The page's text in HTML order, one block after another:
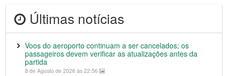
Últimas notícias
Voos do aeroporto continuam a ser cancelados; os
passageiros devem verificar as atualizações antes da
partida
8 de Agosto de 2026 às 22:56